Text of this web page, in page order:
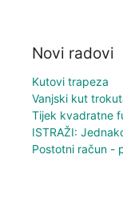
Novi radovi
Kutovi trapeza
Vanjski kut
Tijek kvadratne
ISTRAŽI:
Postotni račun -